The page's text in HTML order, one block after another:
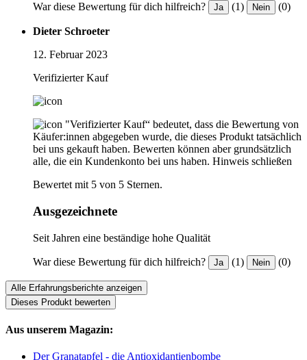
War diese Bewertung für dich hilfreich? Ja (1) Nein (0)
Dieter Schroeter
12. Februar 2023
Verifizierter Kauf
"Verifizierter Kauf“ bedeutet, dass die Bewertung von
Käufer:innen abgegeben wurde, die dieses Produkt tatsächlich
bei uns gekauft haben. Bewerten können aber grundsätzlich
alle, die ein Kundenkonto bei uns haben. Hinweis schließen
Bewertet mit 5 von 5 Sternen.
Ausgezeichnete
Seit Jahren eine beständige hohe Qualität
War diese Bewertung für dich hilfreich? Ja (1) Nein (0)
Alle Erfahrungsberichte anzeigen
Dieses Produkt bewerten
Aus unserem Magazin:
Der Granatapfel - die Antioxidantienbombe